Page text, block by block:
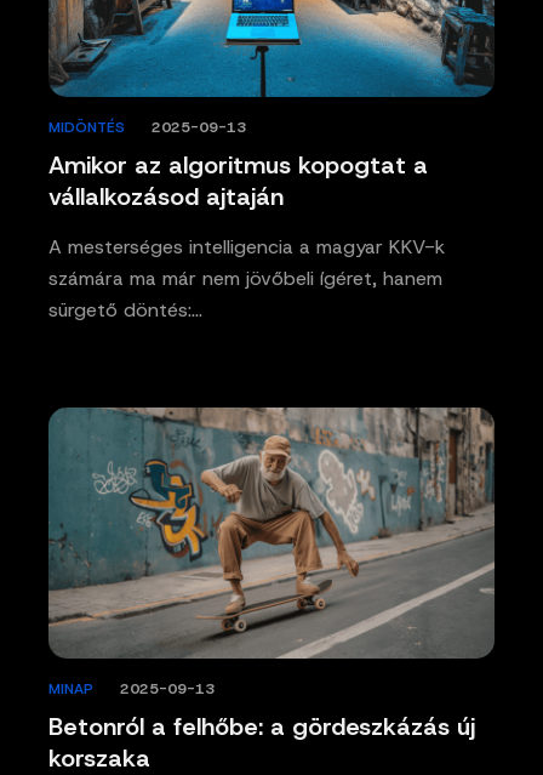
Amikor az algoritmus kopogtat a
vállalkozásod ajtaján
MIDÖNTÉS 2025-09-13
A mesterséges intelligencia a magyar KKV-k
számára ma már nem jövőbeli ígéret, hanem
sürgető döntés:…
Betonról a felhőbe: a gördeszkázás új
korszaka
MINAP 2025-09-13